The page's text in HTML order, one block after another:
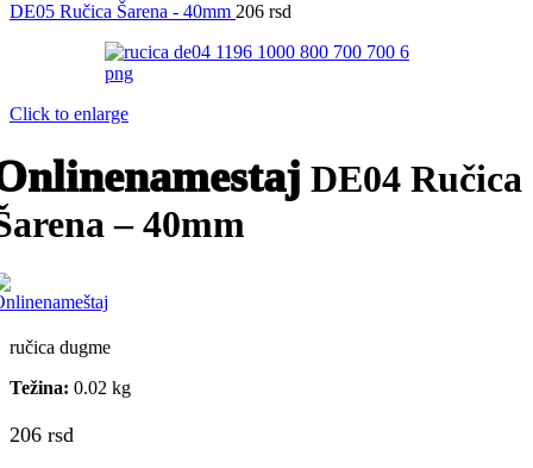
DE05 Ručica Šarena - 40mm 206 rsd
Click to enlarge
DE04 Ručica
– 40mm
ručica dugme
Težina: 0.02 kg
206 rsd